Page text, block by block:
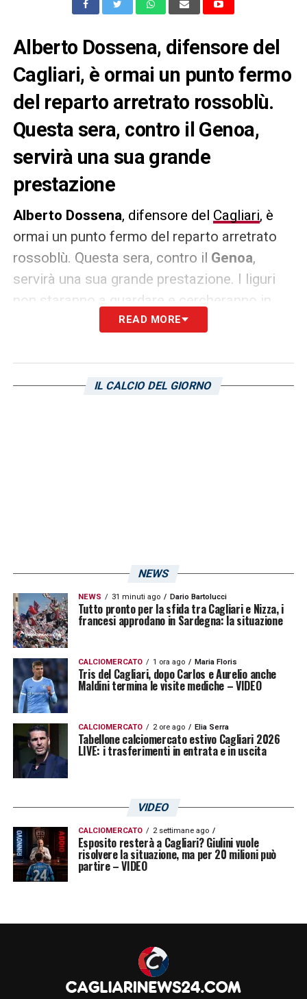
Alberto Dossena, difensore del
Cagliari, è ormai un punto fermo
del reparto arretrato rossoblù.
Questa sera, contro il Genoa,
servirà una sua grande
prestazione
Alberto Dossena, difensore del Cagliari, è
ormai un punto fermo del reparto arretrato
rossoblù. Questa sera, contro il Genoa,
servirà una sua grande prestazione. I liguri
non staranno a guardare e cercheranno in
tutti i modi di strappare la vittoria in
posto, che vale la promozione diretta nel
massimo campionato italiano.
READ MORE
IL CALCIO DEL GIORNO
NEWS
NEWS 31 minuti ago Dario Bartolucci
Tutto pronto per la sfida tra Cagliari e Nizza, i
francesi approdano in Sardegna: la situazione
CALCIOMERCATO 1 ora ago Maria Floris
Tris del Cagliari, dopo Carlos e Aurelio anche
Maldini termina le visite mediche – VIDEO
CALCIOMERCATO 2 ore ago Elia Serra
Tabellone calciomercato estivo Cagliari 2026
LIVE: i trasferimenti in entrata e in uscita
VIDEO
CALCIOMERCATO 2 settimane ago
Esposito resterà a Cagliari? Giulini vuole
risolvere la situazione, ma per 20 milioni può
partire – VIDEO